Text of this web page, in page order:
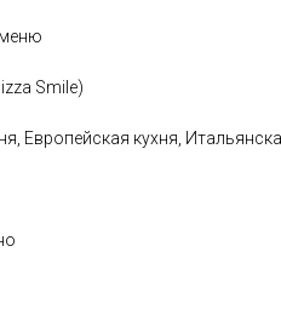
Smile)
Европейская кухня,